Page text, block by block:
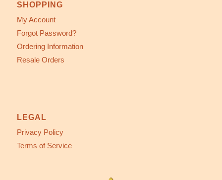
SHOPPING
My Account
Forgot Password?
Ordering Information
Resale Orders
LEGAL
Privacy Policy
Terms of Service